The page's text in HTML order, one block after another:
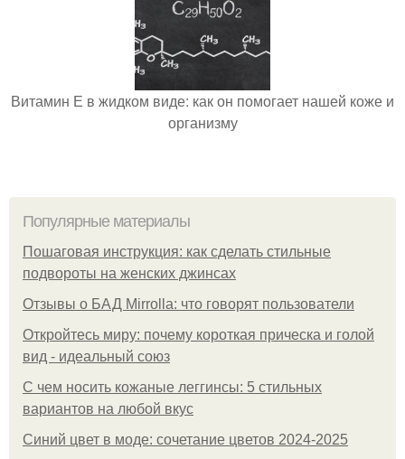
Витамин Е в жидком виде: как он помогает нашей коже и
организму
Популярные материалы
Пошаговая инструкция: как сделать стильные
подвороты на женских джинсах
Отзывы о БАД Mirrolla: что говорят пользователи
Откройтесь миру: почему короткая прическа и голой
вид - идеальный союз
С чем носить кожаные леггинсы: 5 стильных
вариантов на любой вкус
Синий цвет в моде: сочетание цветов 2024-2025